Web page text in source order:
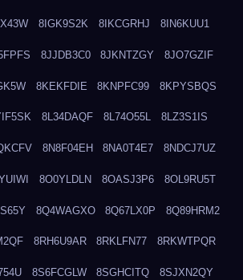
8IGK9S2K 8IKCGRHJ 8IN6KUU1
8JJDB3C0 8JKNTZGY 8JO7GZIF
8KEKFDIE 8KNPFC99 8KPYSBQS
8L34DAQF 8L74O55L 8LZ3S1IS
8N8F04EH 8NA0T4E7 8NDCJ7UZ
8O0YLDLN 8OASJ3P6 8OL9RU5T
8Q4WAGXO 8Q67LX0P 8Q89HRM2
8RH6U9AR 8RKLFN77 8RKWTPQR
8S6FCGLW 8SGHCITQ 8SJXN2QY